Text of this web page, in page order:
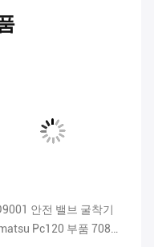
안전 밸브 굴착기
Pc120 부품 708-